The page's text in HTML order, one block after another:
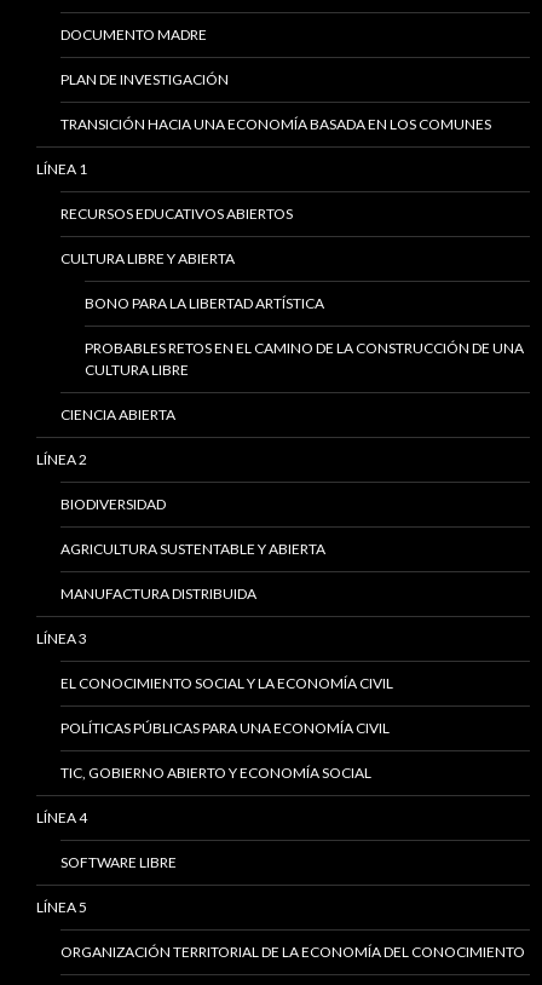
DOCUMENTO MADRE
PLAN DE INVESTIGACIÓN
TRANSICIÓN HACIA UNA ECONOMÍA BASADA EN LOS COMUNES
LÍNEA 1
RECURSOS EDUCATIVOS ABIERTOS
CULTURA LIBRE Y ABIERTA
BONO PARA LA LIBERTAD ARTÍSTICA
PROBABLES RETOS EN EL CAMINO DE LA CONSTRUCCIÓN DE UNA
CULTURA LIBRE
CIENCIA ABIERTA
LÍNEA 2
BIODIVERSIDAD
AGRICULTURA SUSTENTABLE Y ABIERTA
MANUFACTURA DISTRIBUIDA
LÍNEA 3
EL CONOCIMIENTO SOCIAL Y LA ECONOMÍA CIVIL
POLÍTICAS PÚBLICAS PARA UNA ECONOMÍA CIVIL
TIC, GOBIERNO ABIERTO Y ECONOMÍA SOCIAL
LÍNEA 4
SOFTWARE LIBRE
LÍNEA 5
ORGANIZACIÓN TERRITORIAL DE LA ECONOMÍA DEL CONOCIMIENTO